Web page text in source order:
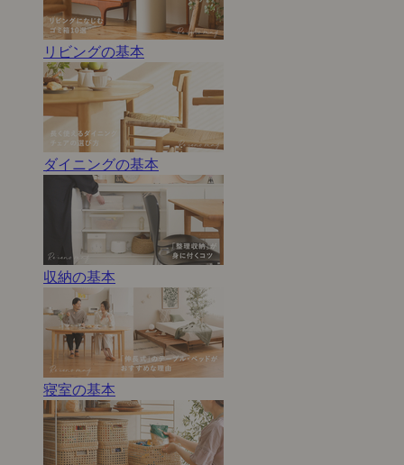
リビングの基本
ダイニングの基本
収納の基本
寝室の基本